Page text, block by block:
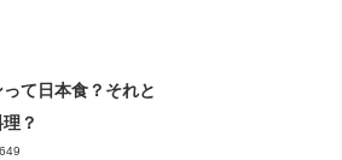
て日本食？それと
？